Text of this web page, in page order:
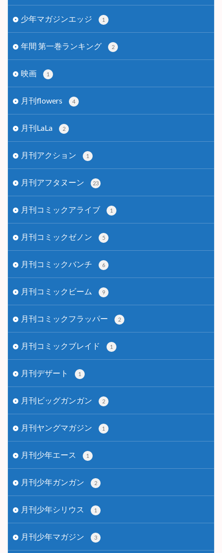
少年マガジンエッジ 1
年間 第一巻ランキング 2
映画 1
月刊flowers 4
月刊LaLa 2
月刊アクション 1
月刊アフタヌーン 23
月刊コミックアライブ 1
月刊コミックゼノン 5
月刊コミックバンチ 6
月刊コミックビーム 9
月刊コミックフラッパー 2
月刊コミックブレイド 1
月刊デザート 1
月刊ビッグガンガン 2
月刊ヤングマガジン 1
月刊少年エース 1
月刊少年ガンガン 2
月刊少年シリウス 1
月刊少年マガジン 3